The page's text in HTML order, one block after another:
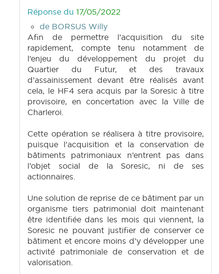
Réponse du 17/05/2022
de BORSUS Willy
Afin de permettre l’acquisition du site
rapidement, compte tenu notamment de
l’enjeu du développement du projet du
Quartier du Futur, et des travaux
d’assainissement devant être réalisés avant
cela, le HF4 sera acquis par la Soresic à titre
provisoire, en concertation avec la Ville de
Charleroi.
Cette opération se réalisera à titre provisoire,
puisque l’acquisition et la conservation de
bâtiments patrimoniaux n’entrent pas dans
l’objet social de la Soresic, ni de ses
actionnaires.
Une solution de reprise de ce bâtiment par un
organisme tiers patrimonial doit maintenant
être identifiée dans les mois qui viennent, la
Soresic ne pouvant justifier de conserver ce
bâtiment et encore moins d’y développer une
activité patrimoniale de conservation et de
valorisation.